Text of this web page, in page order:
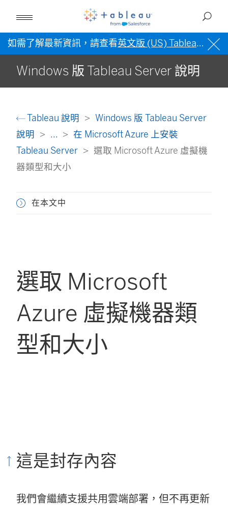
如需了解最新資訊，請查看英文版 (US) Tableau 說明
Windows 版 Tableau Server 說明
Tableau 說明
Windows 版 Tableau Server
說明
...
在 Microsoft Azure 上安裝
Tableau Server
選取 Microsoft Azure 虛擬機
器類型和大小
在本文中
選取 Microsoft
Azure 虛擬機器類
型和大小
這是封存內容
我們會繼續支援共用雲端部署，但不再更新